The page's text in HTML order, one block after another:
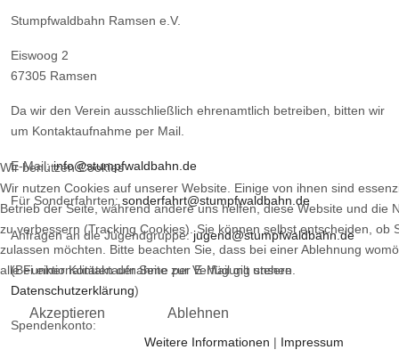
Stumpfwaldbahn Ramsen e.V.
Eiswoog 2
67305 Ramsen
Da wir den Verein ausschließlich ehrenamtlich betreiben, bitten wir
um Kontaktaufnahme per Mail.
E-Mail:info@stumpfwaldbahn.de
Für Sonderfahrten: sonderfahrt@stumpfwaldbahn.de
Anfragen an die Jugendgruppe:jugend@stumpfwaldbahn.de
(Bei einer Kontaktaufnahme per E-Mail gilt unsere
Datenschutzerklärung)
Spendenkonto:
Wir benutzen Cookies
Wir nutzen Cookies auf unserer Website. Einige von ihnen sind
Betrieb der Seite, während andere uns helfen, diese Website und die
zu verbessern (Tracking Cookies). Sie können selbst entscheiden, ob
zulassen möchten. Bitte beachten Sie, dass bei einer Ablehnung
alle Funktionalitäten der Seite zur Verfügung stehen.
Akzeptieren Ablehnen
Weitere Informationen | Impressum